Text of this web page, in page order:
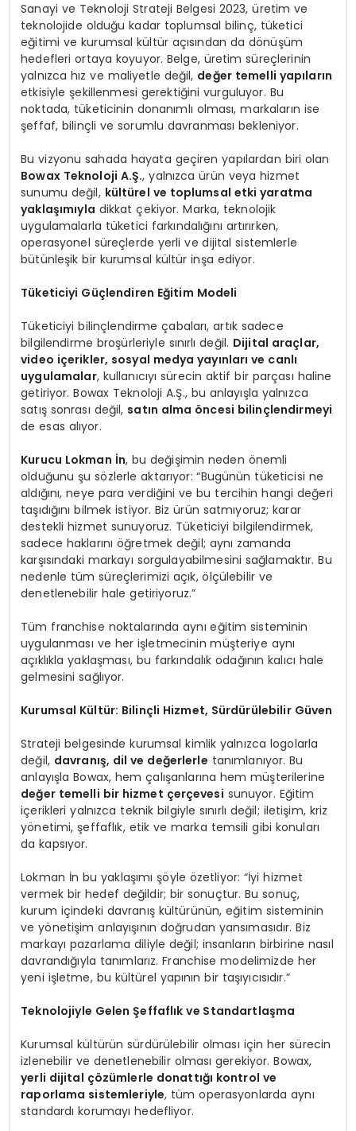
Sanayi ve Teknoloji Strateji Belgesi 2023, üretim ve
teknolojide olduğu kadar toplumsal bilinç, tüketici
eğitimi ve kurumsal kültür açısından da dönüşüm
hedefleri ortaya koyuyor. Belge, üretim süreçlerinin
yalnızca hız ve maliyetle değil, değer temelli yapıların
etkisiyle şekillenmesi gerektiğini vurguluyor. Bu
noktada, tüketicinin donanımlı olması, markaların ise
şeffaf, bilinçli ve sorumlu davranması bekleniyor.
Bu vizyonu sahada hayata geçiren yapılardan biri olan
Bowax Teknoloji A.Ş., yalnızca ürün veya hizmet
sunumu değil, kültürel ve toplumsal etki yaratma
yaklaşımıyla dikkat çekiyor. Marka, teknolojik
uygulamalarla tüketici farkındalığını artırırken,
operasyonel süreçlerde yerli ve dijital sistemlerle
bütünleşik bir kurumsal kültür inşa ediyor.
Tüketiciyi Güçlendiren Eğitim Modeli
Tüketiciyi bilinçlendirme çabaları, artık sadece
bilgilendirme broşürleriyle sınırlı değil. Dijital araçlar,
video içerikler, sosyal medya yayınları ve canlı
uygulamalar, kullanıcıyı sürecin aktif bir parçası haline
getiriyor. Bowax Teknoloji A.Ş., bu anlayışla yalnızca
satış sonrası değil, satın alma öncesi bilinçlendirmeyi
de esas alıyor.
Kurucu Lokman İn, bu değişimin neden önemli
olduğunu şu sözlerle aktarıyor: “Bugünün tüketicisi ne
aldığını, neye para verdiğini ve bu tercihin hangi değeri
taşıdığını bilmek istiyor. Biz ürün satmıyoruz; karar
destekli hizmet sunuyoruz. Tüketiciyi bilgilendirmek,
sadece haklarını öğretmek değil; aynı zamanda
karşısındaki markayı sorgulayabilmesini sağlamaktır. Bu
nedenle tüm süreçlerimizi açık, ölçülebilir ve
denetlenebilir hale getiriyoruz.”
Tüm franchise noktalarında aynı eğitim sisteminin
uygulanması ve her işletmecinin müşteriye aynı
açıklıkla yaklaşması, bu farkındalık odağının kalıcı hale
gelmesini sağlıyor.
Kurumsal Kültür: Bilinçli Hizmet, Sürdürülebilir Güven
Strateji belgesinde kurumsal kimlik yalnızca logolarla
değil, davranış, dil ve değerlerle tanımlanıyor. Bu
anlayışla Bowax, hem çalışanlarına hem müşterilerine
değer temelli bir hizmet çerçevesi sunuyor. Eğitim
içerikleri yalnızca teknik bilgiyle sınırlı değil; iletişim, kriz
yönetimi, şeffaflık, etik ve marka temsili gibi konuları
da kapsıyor.
Lokman İn bu yaklaşımı şöyle özetliyor: “İyi hizmet
vermek bir hedef değildir; bir sonuçtur. Bu sonuç,
kurum içindeki davranış kültürünün, eğitim sisteminin
ve yönetişim anlayışının doğrudan yansımasıdır. Biz
markayı pazarlama diliyle değil; insanların birbirine nasıl
davrandığıyla tanımlarız. Franchise modelimizde her
yeni işletme, bu kültürel yapının bir taşıyıcısıdır.”
Teknolojiyle Gelen Şeffaflık ve Standartlaşma
Kurumsal kültürün sürdürülebilir olması için her sürecin
izlenebilir ve denetlenebilir olması gerekiyor. Bowax,
yerli dijital çözümlerle donattığı kontrol ve
raporlama sistemleriyle, tüm operasyonlarda aynı
standardı korumayı hedefliyor.